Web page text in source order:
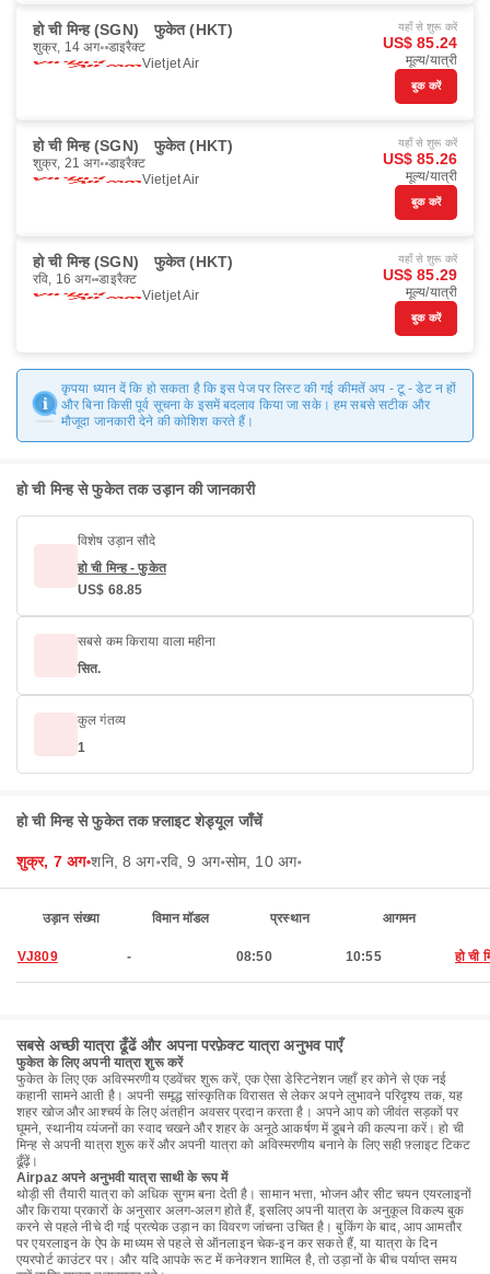
हो ची मिन्ह (SGN) फुकेत (HKT)
शुक्र, 14 अग॰ डाइरैक्ट
Vietjet Air
यहाँ से शुरू करें
US$ 85.24
मूल्य/यात्री
बुक करें
हो ची मिन्ह (SGN) फुकेत (HKT)
शुक्र, 21 अग॰ डाइरैक्ट
Vietjet Air
यहाँ से शुरू करें
US$ 85.26
मूल्य/यात्री
बुक करें
हो ची मिन्ह (SGN) फुकेत (HKT)
रवि, 16 अग॰ डाइरैक्ट
Vietjet Air
यहाँ से शुरू करें
US$ 85.29
मूल्य/यात्री
बुक करें
कृपया ध्यान दें कि हो सकता है कि इस पेज पर लिस्ट की गई कीमतें अप - टू - डेट न हों
और बिना किसी पूर्व सूचना के इसमें बदलाव किया जा सके। हम सबसे सटीक और
मौजूदा जानकारी देने की कोशिश करते हैं।
हो ची मिन्ह से फुकेत तक उड़ान की जानकारी
विशेष उड़ान सौदे
हो ची मिन्ह - फुकेत
US$ 68.85
सबसे कम किराया वाला महीना
सित.
कुल गंतव्य
1
हो ची मिन्ह से फुकेत तक फ़्लाइट शेड्यूल जाँचें
शुक्र, 7 अग॰शनि, 8 अग॰रवि, 9 अग॰सोम, 10 अग॰
उड़ान संख्या विमान मॉडल प्रस्थान आगमन
VJ809 - 08:50 10:55 हो ची
सबसे अच्छी यात्रा ढूँढें और अपना परफ़ेक्ट यात्रा अनुभव पाएँ
फुकेत के लिए अपनी यात्रा शुरू करें
फुकेत के लिए एक अविस्मरणीय एडवेंचर शुरू करें, एक ऐसा डेस्टिनेशन जहाँ हर कोने से एक नई
कहानी सामने आती है। अपनी समृद्ध सांस्कृतिक विरासत से लेकर अपने लुभावने परिदृश्य तक, यह
शहर खोज और आश्चर्य के लिए अंतहीन अवसर प्रदान करता है। अपने आप को जीवंत सड़कों पर
घूमने, स्थानीय व्यंजनों का स्वाद चखने और शहर के अनूठे आकर्षण में डूबने की कल्पना करें। हो ची
मिन्ह से अपनी यात्रा शुरू करें और अपनी यात्रा को अविस्मरणीय बनाने के लिए सही फ़्लाइट टिकट
ढूँढ़ें।
Airpaz अपने अनुभवी यात्रा साथी के रूप में
थोड़ी सी तैयारी यात्रा को अधिक सुगम बना देती है। सामान भत्ता, भोजन और सीट चयन एयरलाइनों
और किराया प्रकारों के अनुसार अलग-अलग होते हैं, इसलिए अपनी यात्रा के अनुकूल विकल्प बुक
करने से पहले नीचे दी गई प्रत्येक उड़ान का विवरण जांचना उचित है। बुकिंग के बाद, आप आमतौर
पर एयरलाइन के ऐप के माध्यम से पहले से ऑनलाइन चेक-इन कर सकते हैं, या यात्रा के दिन
एयरपोर्ट काउंटर पर। और यदि आपके रूट में कनेक्शन शामिल है, तो उड़ानों के बीच पर्याप्त समय